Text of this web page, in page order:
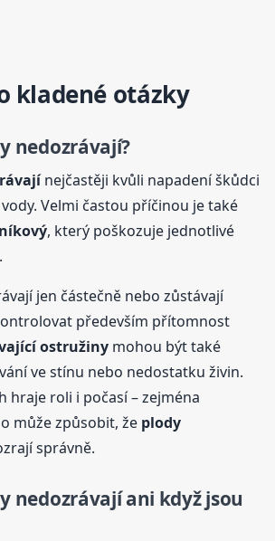
kladené otázky
nedozrávají?
nejčastěji kvůli napadení škůdci
Velmi častou příčinou je také
, který poškozuje jednotlivé
jen částečně nebo zůstávají
především přítomnost
ostružiny mohou být také
ve stínu nebo nedostatku živin.
hraje roli i počasí – zejména
může způsobit, že plody
správně.
nedozrávají ani když jsou